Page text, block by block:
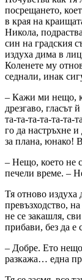
посрещането,
в края на
Никола,
син на градския
издуха дима в
Коленете му
седнали, инак
– Кажи ми нещо,
дрезгаво, гласът
та-та-та-та-та-та-
го да настръхне
за плана, юнако!
– Нещо, което не
печели време. –
Тя отново издуха
превъзходство,
не се закашля,
прибави, без да е
– Добре. Ето
разкажа… една